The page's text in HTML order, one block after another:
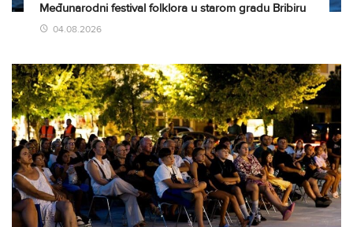
Međunarodni festival folklora u starom gradu Bribiru
04.08.2026